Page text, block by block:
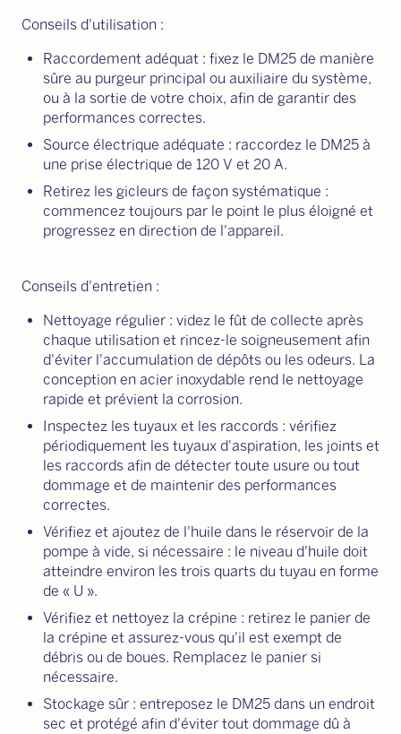
Conseils d'utilisation :
Raccordement adéquat : fixez le DM25 de manière
sûre au purgeur principal ou auxiliaire du système,
ou à la sortie de votre choix, afin de garantir des
performances correctes.
Source électrique adéquate : raccordez le DM25 à
une prise électrique de 120 V et 20 A.
Retirez les gicleurs de façon systématique :
commencez toujours par le point le plus éloigné et
progressez en direction de l'appareil.
Conseils d'entretien :
Nettoyage régulier : videz le fût de collecte après
chaque utilisation et rincez-le soigneusement afin
d'éviter l'accumulation de dépôts ou les odeurs. La
conception en acier inoxydable rend le nettoyage
rapide et prévient la corrosion.
Inspectez les tuyaux et les raccords : vérifiez
périodiquement les tuyaux d'aspiration, les joints et
les raccords afin de détecter toute usure ou tout
dommage et de maintenir des performances
correctes.
Vérifiez et ajoutez de l'huile dans le réservoir de la
pompe à vide, si nécessaire : le niveau d'huile doit
atteindre environ les trois quarts du tuyau en forme
de « U ».
Vérifiez et nettoyez la crépine : retirez le panier de
la crépine et assurez-vous qu'il est exempt de
débris ou de boues. Remplacez le panier si
nécessaire.
Stockage sûr : entreposez le DM25 dans un endroit
sec et protégé afin d'éviter tout dommage dû à